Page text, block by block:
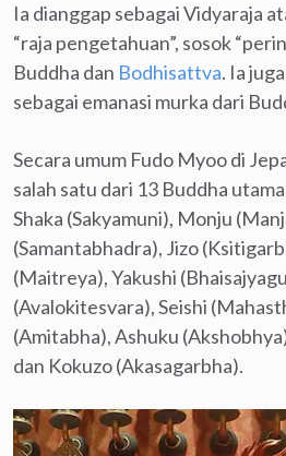
Ia dianggap sebagai Vidyaraja
“raja pengetahuan”, sosok
Buddha dan Bodhisattva. Ia
sebagai emanasi murka dari
Secara umum Fudo Myoo di
salah satu dari 13 Buddha
Shaka (Sakyamuni), Monju
(Samantabhadra), Jizo
(Maitreya), Yakushi
(Avalokitesvara), Seishi
(Amitabha), Ashuku
dan Kokuzo (Akasagarbha).